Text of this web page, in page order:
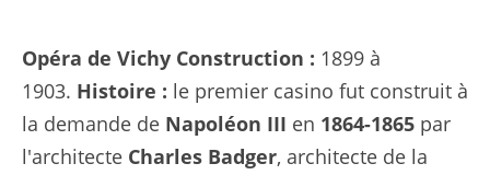
Opéra de Vichy Construction : 1899 à
1903. Histoire : le premier casino fut construit à
la demande de Napoléon III en 1864-1865 par
l'architecte Charles Badger, architecte de la